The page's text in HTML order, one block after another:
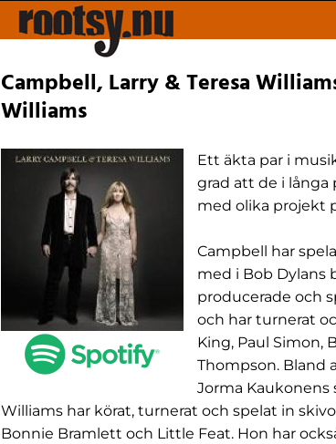
Campbell, Larry & Teresa
Williams
Ett äkta par i
grad att de i långa
med olika projekt
Campbell har
med i Bob Dylans
producerade och
och har turnerat
King, Paul Simon,
Thompson. Bland
Jorma Kaukonens
Williams har körat, turnerat och spelat in
Bonnie Bramlett och Little Feat. Hon har